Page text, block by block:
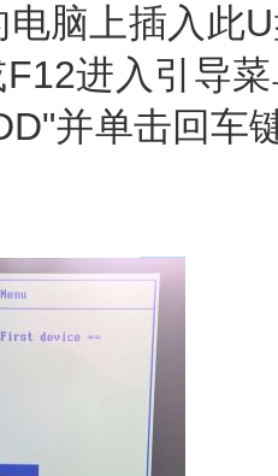
脑上插入此
进入引导
并单击回车